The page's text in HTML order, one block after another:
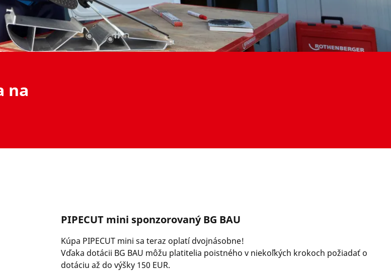
na
PIPECUT mini sponzorovaný BG BAU
Kúpa PIPECUT mini sa teraz oplatí dvojnásobne!
Vďaka dotácii BG BAU môžu platitelia poistného v niekoľkých krokoch požiadať o
dotáciu až do výšky 150 EUR.